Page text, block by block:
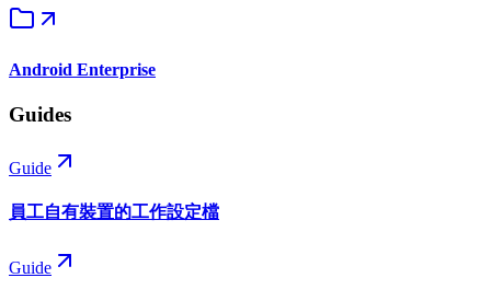
Android Enterprise
Guides
Guide
員工自有裝置的工作設定檔
Guide